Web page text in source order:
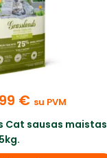
€ su PVM
Cat sausas maistas